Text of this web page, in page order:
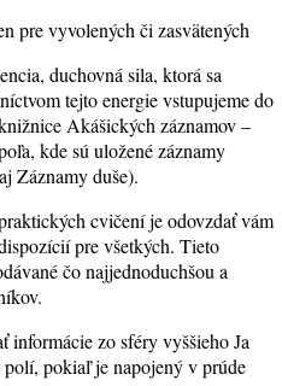
pre vyvolených či zasvätených
duchovná sila, ktorá sa
tejto energie vstupujeme do
Akášických záznamov –
kde sú uložené záznamy
Záznamy duše).
cvičení je odovzdať vám
pre všetkých. Tieto
čo najjednoduchšou a
informácie zo sféry vyššieho Ja
pokiaľ je napojený v prúde